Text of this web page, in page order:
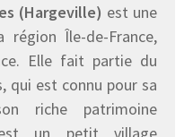
(Hargeville) est une
région Île-de-France,
Elle fait partie du
qui est connu pour sa
riche patrimoine
est un petit village